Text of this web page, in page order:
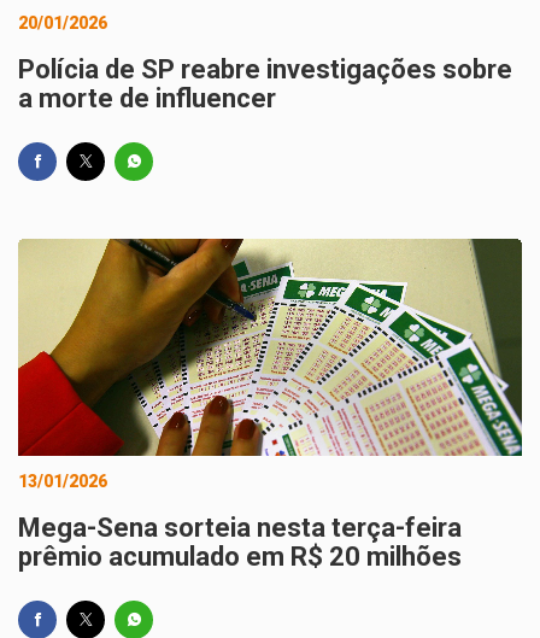
20/01/2026
Polícia de SP reabre investigações sobre
a morte de influencer
13/01/2026
Mega-Sena sorteia nesta terça-feira
prêmio acumulado em R$ 20 milhões